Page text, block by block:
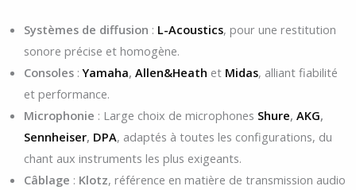
Systèmes de diffusion : L-Acoustics, pour une restitution
sonore précise et homogène.
Consoles :Yamaha, Allen&Heath et Midas, alliant fiabilité
et performance.
Microphonie : Large choix de microphones Shure, AKG,
Sennheiser, DPA, adaptés à toutes les configurations, du
chant aux instruments les plus exigeants.
Câblage : Klotz, référence en matière de transmission audio